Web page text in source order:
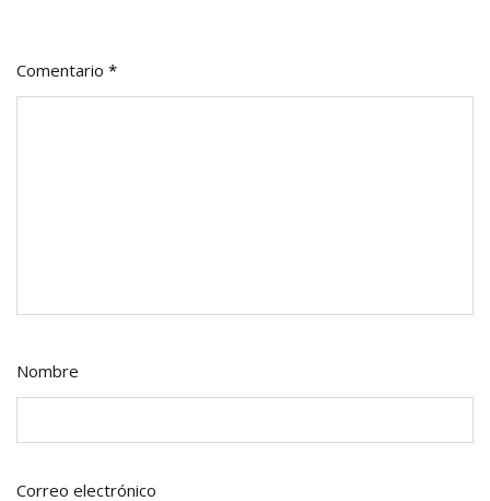
Comentario *
Nombre
Correo electrónico